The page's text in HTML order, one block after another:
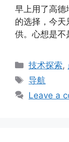
早上用了高德
的选择，今天
供。心想是
技术探索,
Tags
导航
Leave a